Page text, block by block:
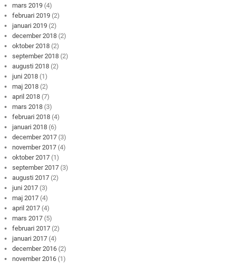
mars 2019 (4)
februari 2019 (2)
januari 2019 (2)
december 2018 (2)
oktober 2018 (2)
september 2018 (2)
augusti 2018 (2)
juni 2018 (1)
maj 2018 (2)
april 2018 (7)
mars 2018 (3)
februari 2018 (4)
januari 2018 (6)
december 2017 (3)
november 2017 (4)
oktober 2017 (1)
september 2017 (3)
augusti 2017 (2)
juni 2017 (3)
maj 2017 (4)
april 2017 (4)
mars 2017 (5)
februari 2017 (2)
januari 2017 (4)
december 2016 (2)
november 2016 (1)